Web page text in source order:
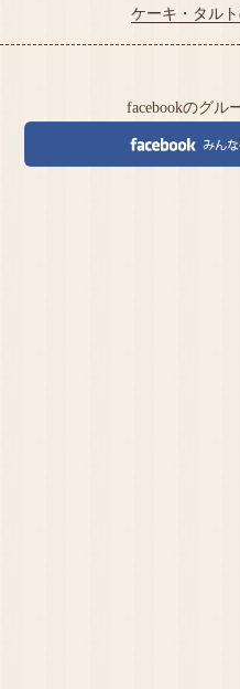
ケーキ・タル
facebookのグル